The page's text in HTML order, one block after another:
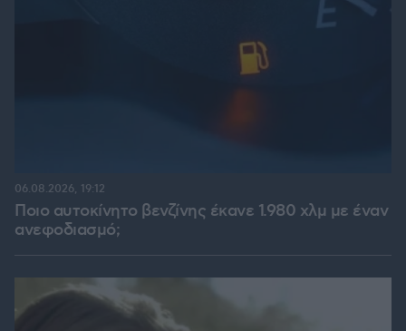
Ποιο αυτοκίνητο βενζίνης έκανε 1.980 χλμ με έναν
ανεφοδιασμό;
06.08.2026, 19:12